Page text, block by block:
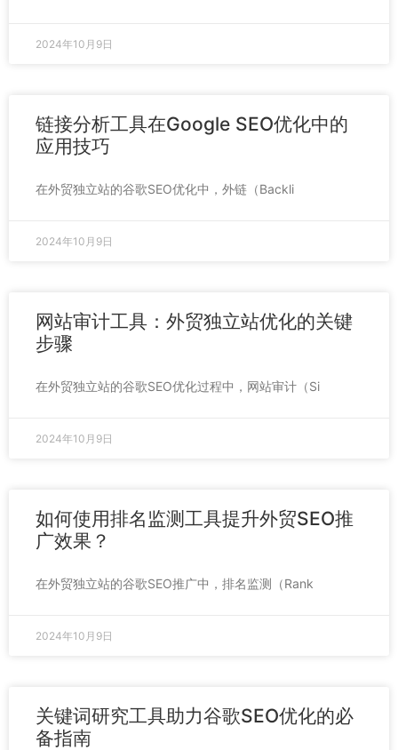
2024年10月9日
链接分析工具在Google SEO优化中的
应用技巧
在外贸独立站的谷歌SEO优化中，外链（Backli
2024年10月9日
网站审计工具：外贸独立站优化的关键
步骤
在外贸独立站的谷歌SEO优化过程中，网站审计（Si
2024年10月9日
如何使用排名监测工具提升外贸SEO推
广效果？
在外贸独立站的谷歌SEO推广中，排名监测（Rank
2024年10月9日
关键词研究工具助力谷歌SEO优化的必
备指南